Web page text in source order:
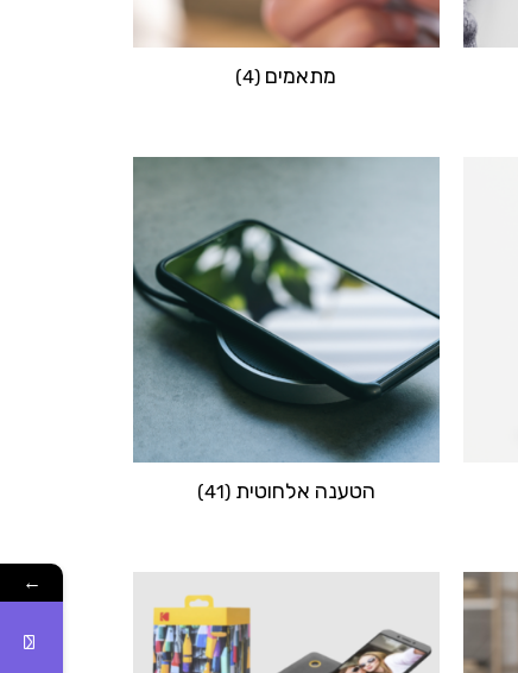
מתאמים (4)
הטענה אלחוטית(41)
←